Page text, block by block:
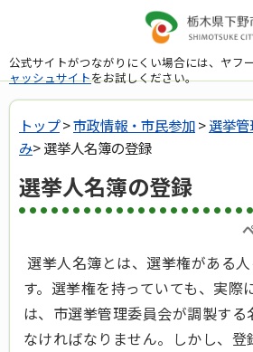
公式サイトがつながりにくい場合には、ヤフ
ャッシュサイトをお試しください。
トップ>市政情報・市民参加>選挙
み> 選挙人名簿の登録
選挙人名簿の登録
選挙人名簿とは、選挙権がある
す。選挙権を持っていても、実際
は、市選挙管理委員会が調製す
なければなりません。しかし、登